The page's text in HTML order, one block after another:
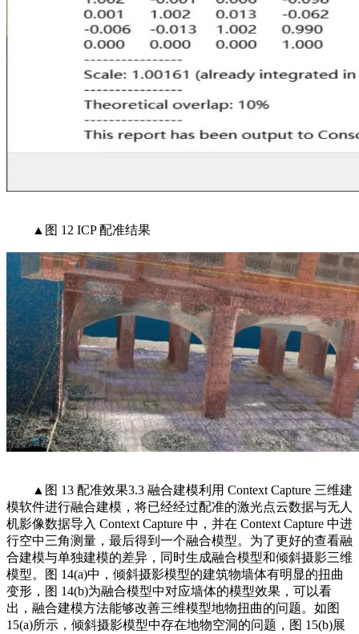
▲图 12 ICP 配准结果
▲图 13 配准效果3.3 融合建模利用 Context Capture 三维建
模软件进行融合建模，将已经经过配准的激光点云数据与无人
机影像数据导入 Context Capture 中，并在 Context Capture 中进
行空中三角测量，最后得到一个融合模型。为了更好的查看融
合建模与单独建模的差异，同时生成融合模型和倾斜摄影三维
模型。图 14(a)中，倾斜摄影模型的建筑物墙体有明显的扭曲
变形，图 14(b)为融合模型中对应墙体的模型效果，可以看
出，融合建模方法能够改善三维模型地物扭曲的问题。如图
15(a)所示，倾斜摄影模型中存在地物空洞的问题，图 15(b)展